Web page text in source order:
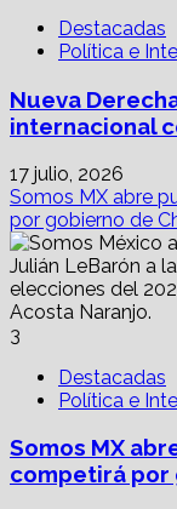
Destacadas
Política e
Nueva
internacional
17 julio, 2026
Somos MX abre
por gobierno de
3
Destacadas
Política e
Somos MX
competirá por